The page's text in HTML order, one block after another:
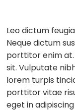
Leo dictum
Neque dictum
porttitor enim at.
sit. Vulputate
lorem turpis
porttitor vitae
eget in